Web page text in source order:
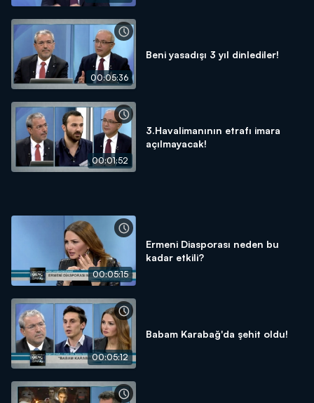
00:05:36
Beni yasadışı 3 yıl dinlediler!
00:01:52
3.Havalimanının etrafı imara
açılmayacak!
00:05:15
Ermeni Diasporası neden bu
kadar etkili?
00:05:12
Babam Karabağ'da şehit oldu!